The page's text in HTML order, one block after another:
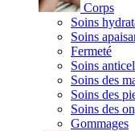
Corps
Soins
Soins
Fermeté
Soins
Soins des
Soins des
Soins des
Gommages